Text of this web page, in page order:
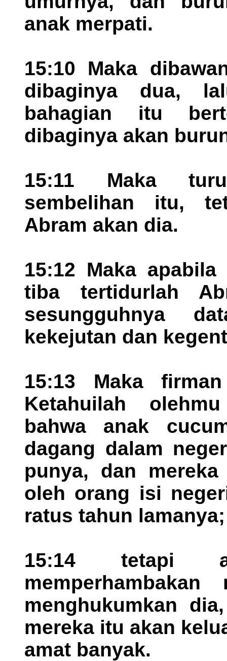
anak merpati.
15:10 Maka
dibaginya dua,
bahagian itu
dibaginya akan
15:11 Maka
sembelihan itu,
Abram akan dia.
15:12 Maka
tiba tertidurlah
sesungguhnya
kekejutan dan
15:13 Maka
Ketahuilah
bahwa anak
dagang dalam
punya, dan
oleh orang isi
ratus tahun lamanya;
15:14 tetapi
menghukumkan
mereka itu akan
amat banyak.